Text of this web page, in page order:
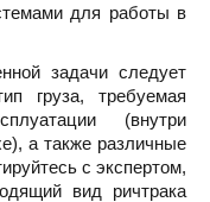
для работы в
задачи следует
груза, требуемая
(внутри
а также различные
с экспертом,
вид ричтрака